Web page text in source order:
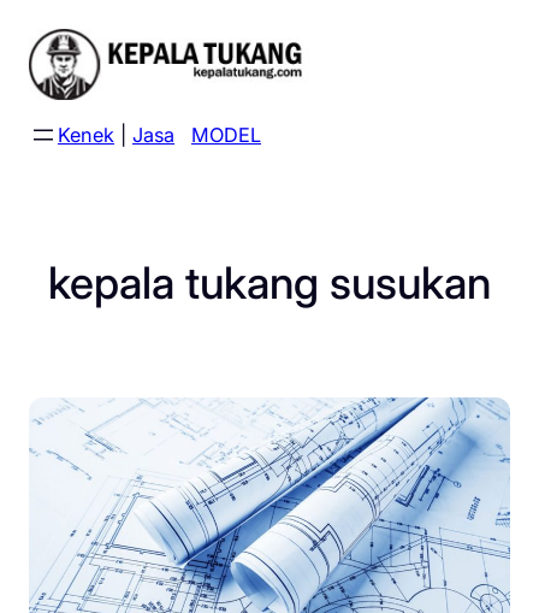
content
Kenek Jasa MODEL
kepala tukang susukan